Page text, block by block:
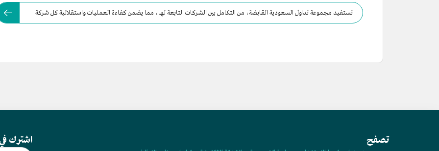
تستفيد مجموعة تداول السعودية القابضة، من التكامل بين الشركات التابعة لها، مما يضمن كفاءة العمليات واستقلالية كل شركة
تصفح اشترك